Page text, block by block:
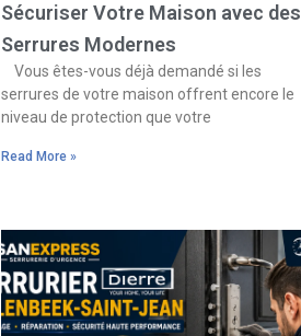
Sécuriser Votre Maison avec des
Serrures Modernes
Vous êtes-vous déjà demandé si les
serrures de votre maison offrent encore le
niveau de protection que votre
Read More »